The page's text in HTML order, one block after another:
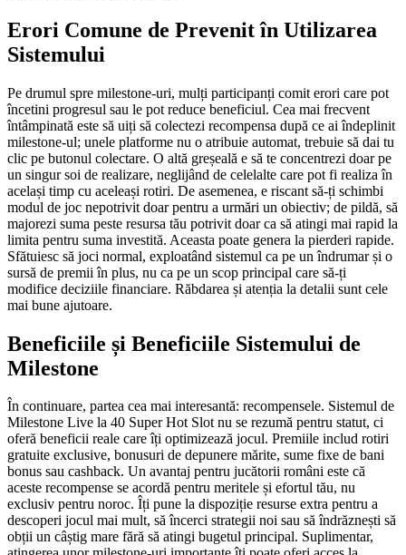
Erori Comune de Prevenit în Utilizarea
Sistemului
Pe drumul spre milestone-uri, mulți participanți comit erori care pot
încetini progresul sau le pot reduce beneficiul. Cea mai frecvent
întâmpinată este să uiți să colectezi recompensa după ce ai îndeplinit
milestone-ul; unele platforme nu o atribuie automat, trebuie să dai tu
clic pe butonul colectare. O altă greșeală e să te concentrezi doar pe
un singur soi de realizare, neglijând de celelalte care pot fi realiza în
același timp cu aceleași rotiri. De asemenea, e riscant să-ți schimbi
modul de joc nepotrivit doar pentru a urmări un obiectiv; de pildă, să
majorezi suma peste resursa tău potrivit doar ca să atingi mai rapid la
limita pentru suma investită. Aceasta poate genera la pierderi rapide.
Sfătuiesc să joci normal, exploatând sistemul ca pe un îndrumar și o
sursă de premii în plus, nu ca pe un scop principal care să-ți
modifice deciziile financiare. Răbdarea și atenția la detalii sunt cele
mai bune ajutoare.
Beneficiile și Beneficiile Sistemului de
Milestone
În continuare, partea cea mai interesantă: recompensele. Sistemul de
Milestone Live la 40 Super Hot Slot nu se rezumă pentru statut, ci
oferă beneficii reale care îți optimizează jocul. Premiile includ rotiri
gratuite exclusive, bonusuri de depunere mărite, sume fixe de bani
bonus sau cashback. Un avantaj pentru jucătorii români este că
aceste recompense se acordă pentru meritele și efortul tău, nu
exclusiv pentru noroc. Îți pune la dispoziție resurse extra pentru a
descoperi jocul mai mult, să încerci strategii noi sau să îndrăznești să
obții un câștig mare fără să atingi bugetul principal. Suplimentar,